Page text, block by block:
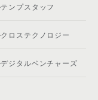
ンプスタッフ
ロステクノロジー
ジタルベンチャーズ